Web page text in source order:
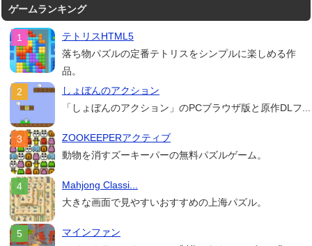
ゲームランキング
テトリスHTML5
落ち物パズルの定番テトリスをシンプルに楽しめる作
品。
しょぼんのアクション
「しょぼんのアクション」のPCブラウザ版と原作DLフ...
ZOOKEEPERアクティブ
動物を消すズーキーパーの無料パズルゲーム。
Mahjong Classi...
大きな画面で見やすいおすすめの上海パズル。
マインファン